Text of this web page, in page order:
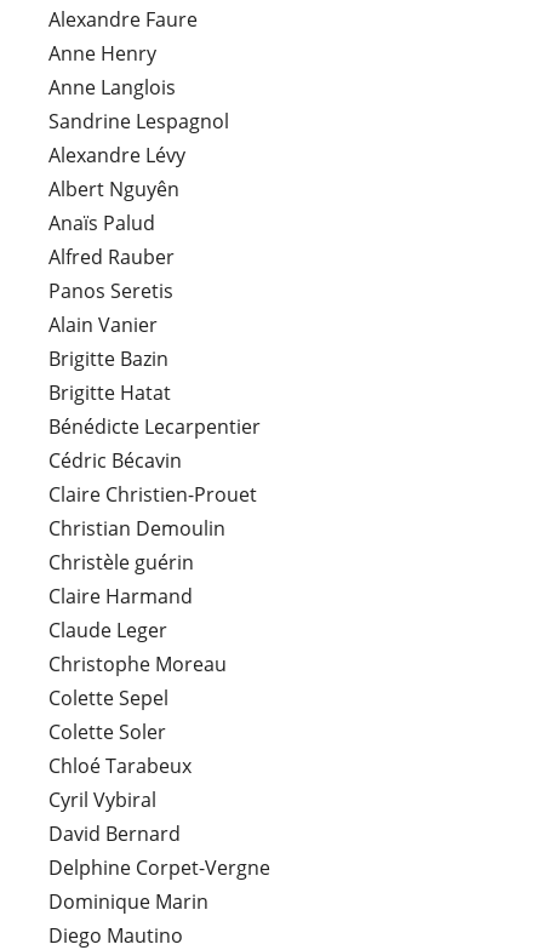
Alexandre Faure
Anne Henry
Anne Langlois
Sandrine Lespagnol
Alexandre Lévy
Albert Nguyên
Anaïs Palud
Alfred Rauber
Panos Seretis
Alain Vanier
Brigitte Bazin
Brigitte Hatat
Bénédicte Lecarpentier
Cédric Bécavin
Claire Christien-Prouet
Christian Demoulin
Christèle guérin
Claire Harmand
Claude Leger
Christophe Moreau
Colette Sepel
Colette Soler
Chloé Tarabeux
Cyril Vybiral
David Bernard
Delphine Corpet-Vergne
Dominique Marin
Diego Mautino